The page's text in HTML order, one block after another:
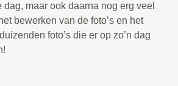
maar ook daarna nog erg veel
bewerken van de foto’s en het
foto’s die er op zo’n dag